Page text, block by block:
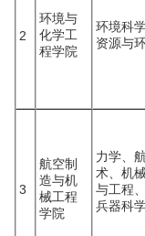
2
环境与
化学工
程学院
环境科
资源与
3
航空制
造与机
械工程
学院
力学、
术、机
与工程
兵器科